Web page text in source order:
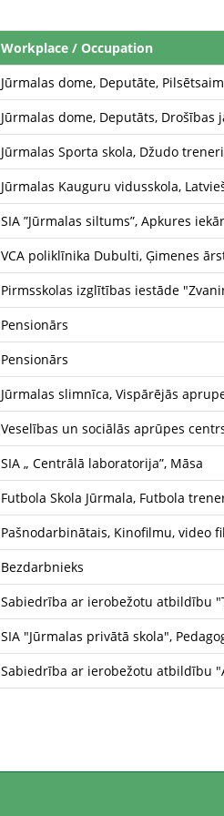
Workplace / Occupation
Jūrmalas dome, Deputāte,
Jūrmalas dome, Deputāts,
Jūrmalas Sporta skola, Džudo
Jūrmalas Kauguru vidusskola,
SIA ”Jūrmalas siltums”, Apkures
VCA poliklīnika Dubulti, Ģimenes
Pirmsskolas izglītības iestāde
Pensionārs
Pensionārs
Jūrmalas slimnīca, Vispārējās
Veselības un sociālās aprūpes
SIA „ Centrālā laboratorija”, Māsa
Futbola Skola Jūrmala, Futbola
Pašnodarbinātais, Kinofilmu, video
Bezdarbnieks
Sabiedrība ar ierobežotu atbildību
SIA "Jūrmalas privātā skola",
Sabiedrība ar ierobežotu atbildību